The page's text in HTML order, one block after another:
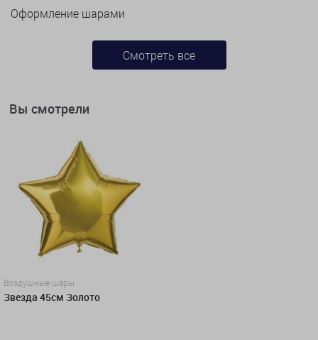
Оформление шарами
Смотреть все
Вы смотрели
Воздушные шары
Звезда 45см Золото